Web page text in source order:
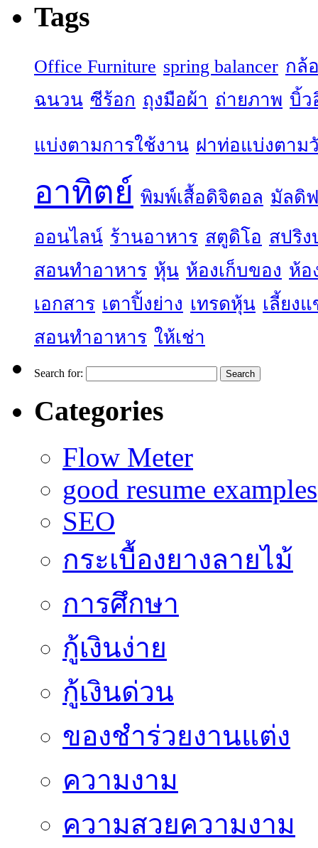
Tags
Office Furniture spring balancer กล้
ฉนวน ซีร้อก ถุงมือผ้า ถ่ายภาพ บิ้ว
แบ่งตามการใช้งาน ฝาท่อแบ่งตาม
อาทิตย์ พิมพ์เสื้อดิจิตอล มัลดิ
ออนไลน์ ร้านอาหาร สตูดิโอ สปริง
สอนทำอาหาร หุ้น ห้องเก็บของ ห้อ
เอกสาร เตาปิ้งย่าง เทรดหุ้น เลี้ยง
สอนทำอาหาร ให้เช่า
Search for:
Categories
Flow Meter
good resume examples
SEO
กระเบื้องยางลายไม้
การศึกษา
กู้เงินง่าย
กู้เงินด่วน
ของชำร่วยงานแต่ง
ความงาม
ความสวยความงาม